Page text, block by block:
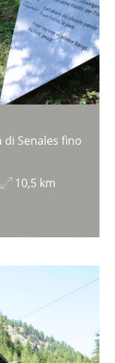
Senales fino
10,5 km